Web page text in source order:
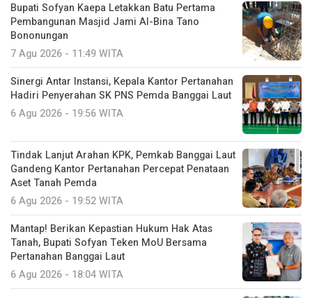
Bupati Sofyan Kaepa Letakkan Batu Pertama
Pembangunan Masjid Jami Al-Bina Tano
Bononungan
7 Agu 2026 - 11:49 WITA
Sinergi Antar Instansi, Kepala Kantor Pertanahan
Hadiri Penyerahan SK PNS Pemda Banggai Laut
6 Agu 2026 - 19:56 WITA
Tindak Lanjut Arahan KPK, Pemkab Banggai Laut
Gandeng Kantor Pertanahan Percepat Penataan
Aset Tanah Pemda
6 Agu 2026 - 19:52 WITA
Mantap! Berikan Kepastian Hukum Hak Atas
Tanah, Bupati Sofyan Teken MoU Bersama
Pertanahan Banggai Laut
6 Agu 2026 - 18:04 WITA